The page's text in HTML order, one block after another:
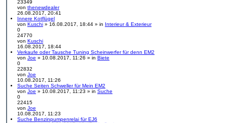
g
t
e
r
B
r
a
g
23349
von thenewdealer
u
r
B
a
g
26.08.2017, 20:41
Innere Kotflügel
von Kuschi » 16.08.2017, 18:44 » in Interieur & Exterieur
0
24770
von Kuschi
N
e
u
e
r
B
r
a
16.08.2017, 18:44
Verkaufe oder Tausche Tuning Scheinwerfer für denn EM2
von Joe » 10.08.2017, 11:26 » in Biete
0
22832
von Joe
N
e
u
e
r
10.08.2017, 11:26
Suche Seiten Schweller für Mein EM2
von Joe » 10.08.2017, 11:23 » in Suche
0
22415
von Joe
N
e
10.08.2017, 11:23
Suche Benzinpumpenrelai für EJ6